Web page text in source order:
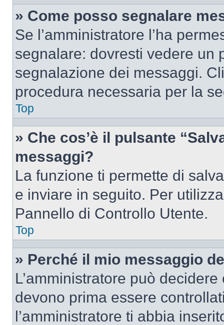
» Come posso segnalare
Se l’amministratore l’ha
segnalare: dovresti vedere un
segnalazione dei messaggi.
procedura necessaria per la
Top
» Che cos’è il pulsante
messaggi?
La funzione ti permette di
e inviare in seguito. Per
Pannello di Controllo Utente.
Top
» Perché il mio messaggio
L’amministratore può
devono prima essere
l’amministratore ti abbia